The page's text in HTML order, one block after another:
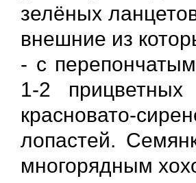
зелёных
внешние из
- с
1-2
красновато-
лопастей.
многорядным